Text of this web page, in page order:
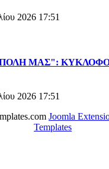
2026 17:51
ΜΑΣ":
2026 17:51
Joomla
Templates